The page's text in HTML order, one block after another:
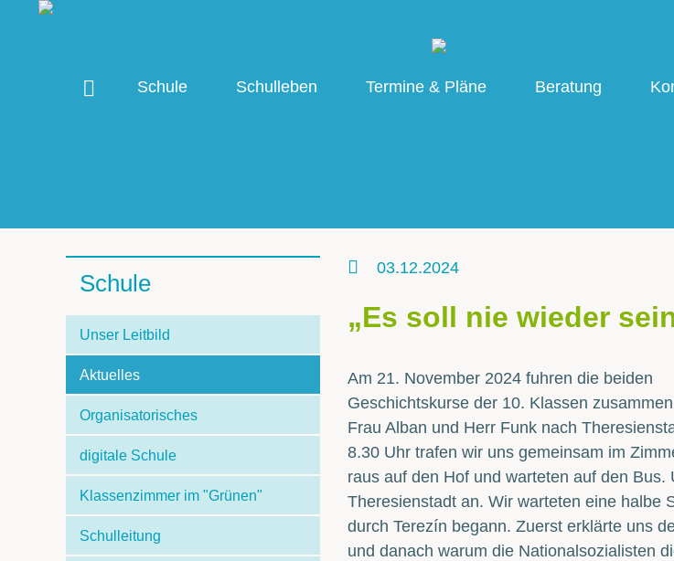
Schule Schulleben Termine & Pläne Beratung
Schule
Unser Leitbild
Aktuelles
Organisatorisches
digitale Schule
Klassenzimmer im "Grünen"
Schulleitung
03.12.2024
„Es soll nie wieder
Am 21. November 2024 fuhren die beiden
Geschichtskurse der 10. Klassen
Frau Alban und Herr Funk nach
8.30 Uhr trafen wir uns gemeinsam im
raus auf den Hof und warteten auf den
Theresienstadt an. Wir warteten eine halbe
durch Terezín begann. Zuerst erklärte uns
und danach warum die Nationalsozialisten